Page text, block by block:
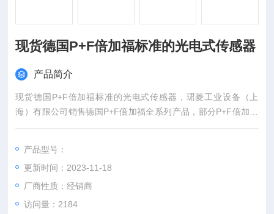
现货德国P+F倍加福标准的光电式传感器
产品简介
现货德国P+F倍加福标准的光电式传感器，珺菱工业设备（上
海）有限公司销售德国P+F倍加福全系列产品，部分P+F倍加福
传感器和P+F倍加福编码器现货库存，价格好，欢迎来确认！
产品型号：
更新时间：2023-11-18
厂商性质：经销商
访问量：2184